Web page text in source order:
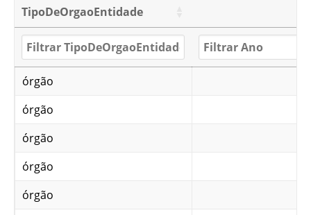
TipoDeOrgaoEntidade
órgão
órgão
órgão
órgão
órgão